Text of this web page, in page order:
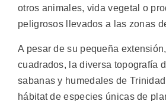
otros animales, vida vegetal o
peligrosos llevados a las zonas
A pesar de su pequeña
cuadrados, la diversa topografía
sabanas y humedales de
hábitat de especies únicas de